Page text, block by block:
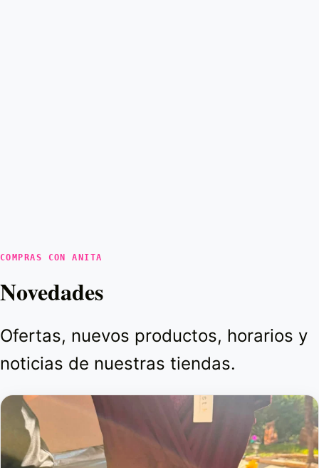
COMPRAS CON ANITA
Novedades
Ofertas, nuevos productos, horarios y
noticias de nuestras tiendas.